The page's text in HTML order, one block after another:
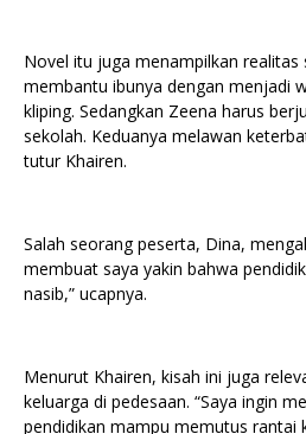
Novel itu juga menampilkan realitas
membantu ibunya dengan menjadi
kliping. Sedangkan Zeena harus
sekolah. Keduanya melawan
tutur Khairen.
Salah seorang peserta, Dina,
membuat saya yakin bahwa
nasib,” ucapnya.
Menurut Khairen, kisah ini juga
keluarga di pedesaan. “Saya ingin
pendidikan mampu memutus rantai